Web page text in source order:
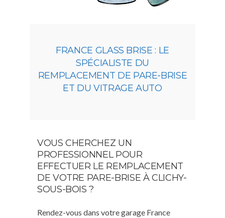
FRANCE GLASS BRISE : LE
SPÉCIALISTE DU
REMPLACEMENT DE PARE-BRISE
ET DU VITRAGE AUTO
VOUS CHERCHEZ UN
PROFESSIONNEL POUR
EFFECTUER LE REMPLACEMENT
DE VOTRE PARE-BRISE À CLICHY-
SOUS-BOIS ?
Rendez-vous dans votre garage France